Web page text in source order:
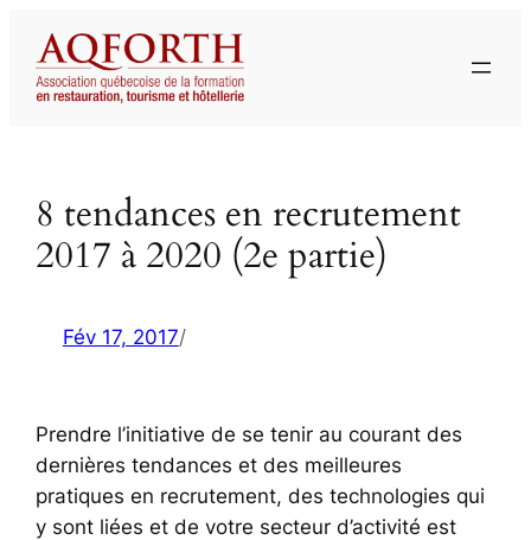
contenu
8 tendances en recrutement
2017 à 2020 (2e partie)
Fév 17, 2017/
Prendre l’initiative de se tenir au courant des
dernières tendances et des meilleures
pratiques en recrutement, des technologies qui
y sont liées et de votre secteur d’activité est